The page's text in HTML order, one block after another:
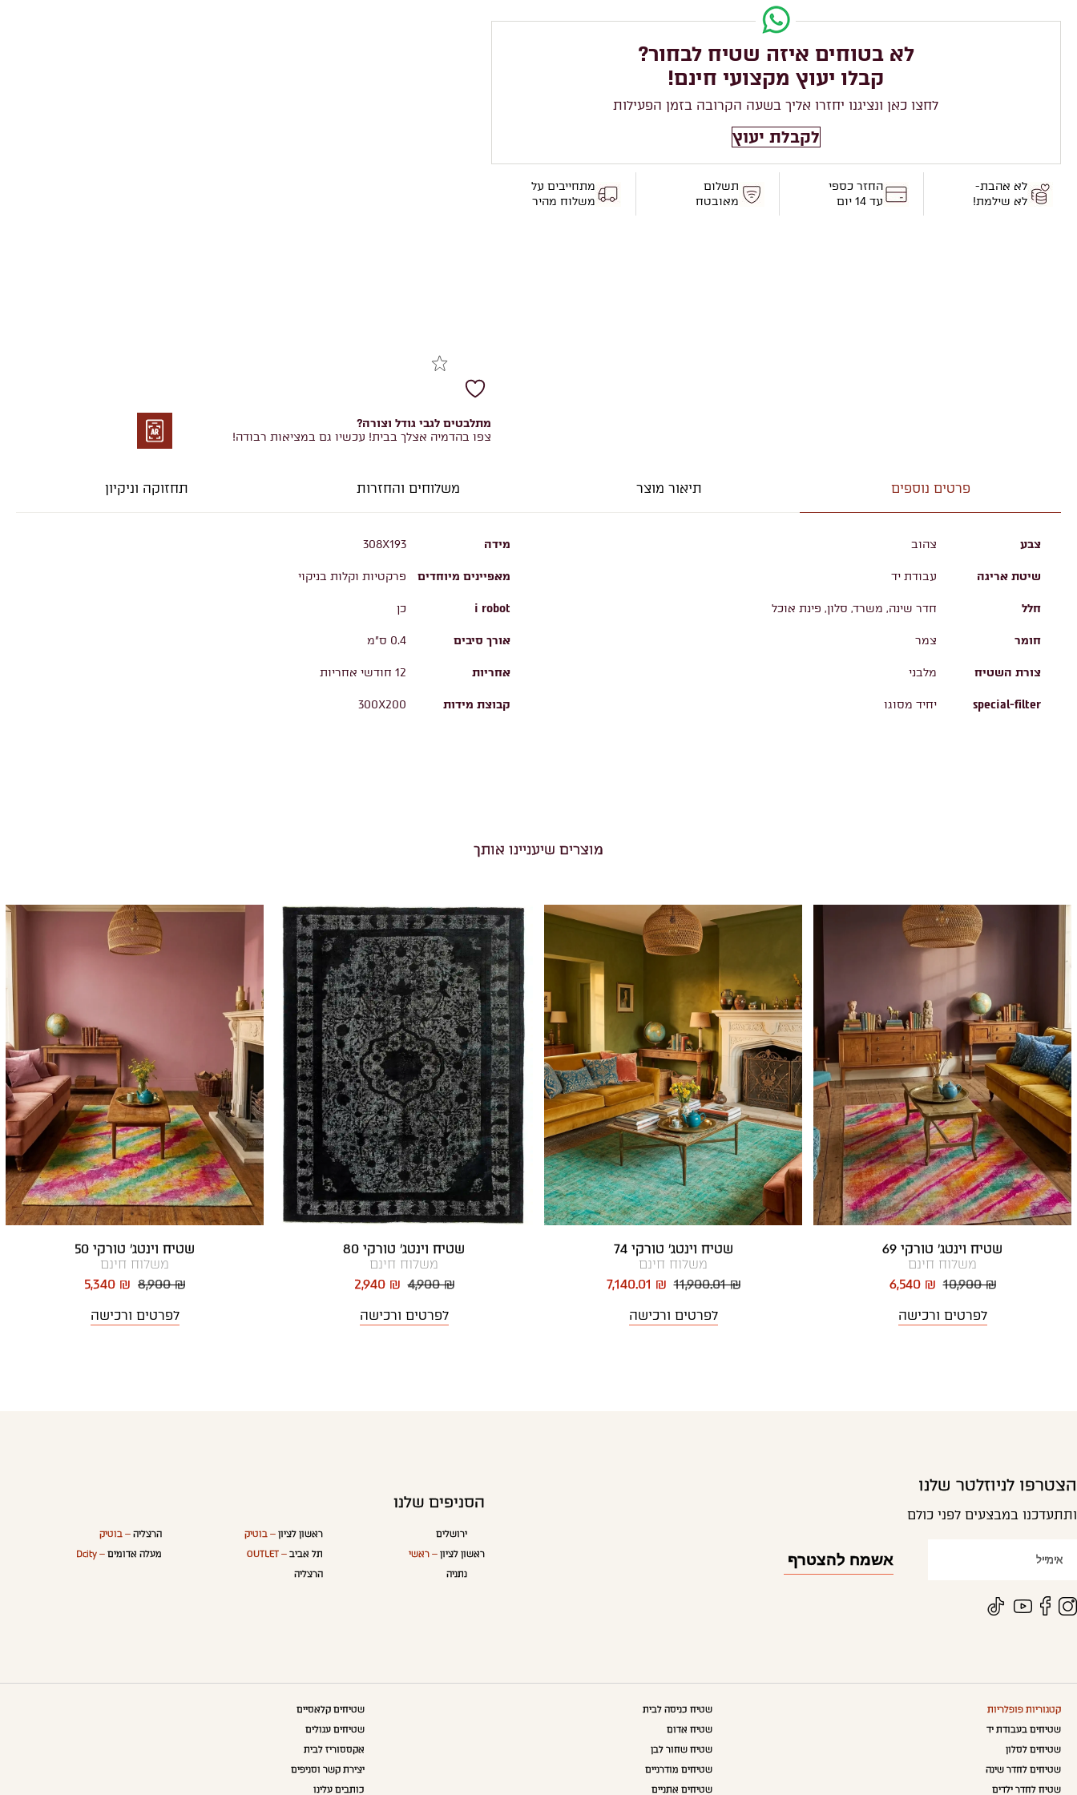
לא בטוחים איזה שטיח לבחור?
קבלו יעוץ מקצועי חינם!
לחצו כאן ונציגנו יחזרו אליך בשעה הקרובה בזמן הפעילות
לקבלת יעוץ
לא אהבת-
לא שילמת!
החזר כספי
עד 14 יום
תשלום
מאובטח
מתחייבים על
משלוח מהיר
מתלבטים לגבי גודל וצורה?
צפו בהדמיה אצלך בבית! עכשיו גם במציאות רבודה!
פרטים נוספים תיאור מוצר משלוחים והחזרות תחזוקה וניקיון
צבע צהוב מידה 308X193
שיטת אריגה עבודת יד מאפיינים מיוחדים פרקטיות וקלות בניקוי
חלל חדר שינה, משרד, סלון, פינת אוכל i robot כן
חומר צמר אורך סיבים 0.4 ס"מ
צורת השטיח מלבני אחריות 12 חודשי אחריות
special-filter יחיד מסוגו קבוצת מידות 300X200
מוצרים שיעניינו אותך
שטיח וינטג' טורקי 69
משלוח חינם
10,900 ₪
6,540 ₪
לפרטים ורכישה
שטיח וינטג' טורקי 74
משלוח חינם
11,900.01 ₪
7,140.01 ₪
לפרטים ורכישה
שטיח וינטג' טורקי 80
משלוח חינם
4,900 ₪
2,940 ₪
לפרטים ורכישה
שטיח וינטג' טורקי 50
משלוח חינם
8,900 ₪
5,340 ₪
לפרטים ורכישה
הצטרפו לניוזלטר שלנו
ותתעדכנו במבצעים לפני כולם
הסניפים שלנו
ירושלים
ראשון לציון – ראשי
נתניה
ראשון לציון– בוטיק
תל אביב– OUTLET
הרצליה
הרצליה– בוטיק
מעלה אדומים – Dcity
קטגוריות פופלריות
שטיחים בעבודת יד
שטיחים לסלון
שטיחים לחדר שינה
שטיח לחדר ילדים
שטיח כניסה לבית
שטיח אדום
שטיח שחור לבן
שטיחים מודרניים
שטיחים אתניים
שטיחים קלאסיים
שטיחים עגולים
אקססוריז לבית
יצירת קשר וסניפים
כותבים עלינו